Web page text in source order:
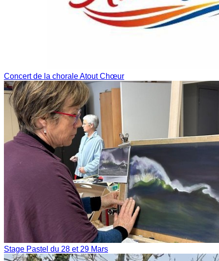
Concert de la chorale Atout Chœur
Stage Pastel du 28 et 29 Mars